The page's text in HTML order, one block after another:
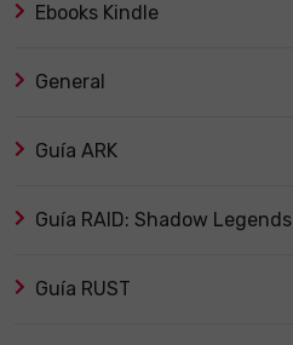
Ebooks Kindle
General
Guía ARK
Guía RAID: Shadow Legends
Guía RUST